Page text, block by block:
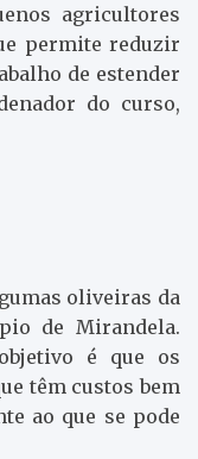
agricultores
permite reduzir
de estender
do curso,
oliveiras da
de Mirandela.
é que os
têm custos bem
ao que se pode